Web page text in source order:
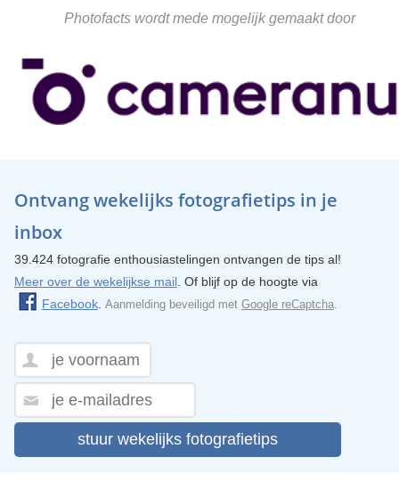
Photofacts wordt mede mogelijk gemaakt door
Ontvang wekelijks fotografietips in je
inbox
39.424 fotografie enthousiastelingen ontvangen de tips al!
Meer over de wekelijkse mail. Of blijf op de hoogte via
Facebook. Aanmelding beveiligd met Google reCaptcha.
stuur wekelijks fotografietips